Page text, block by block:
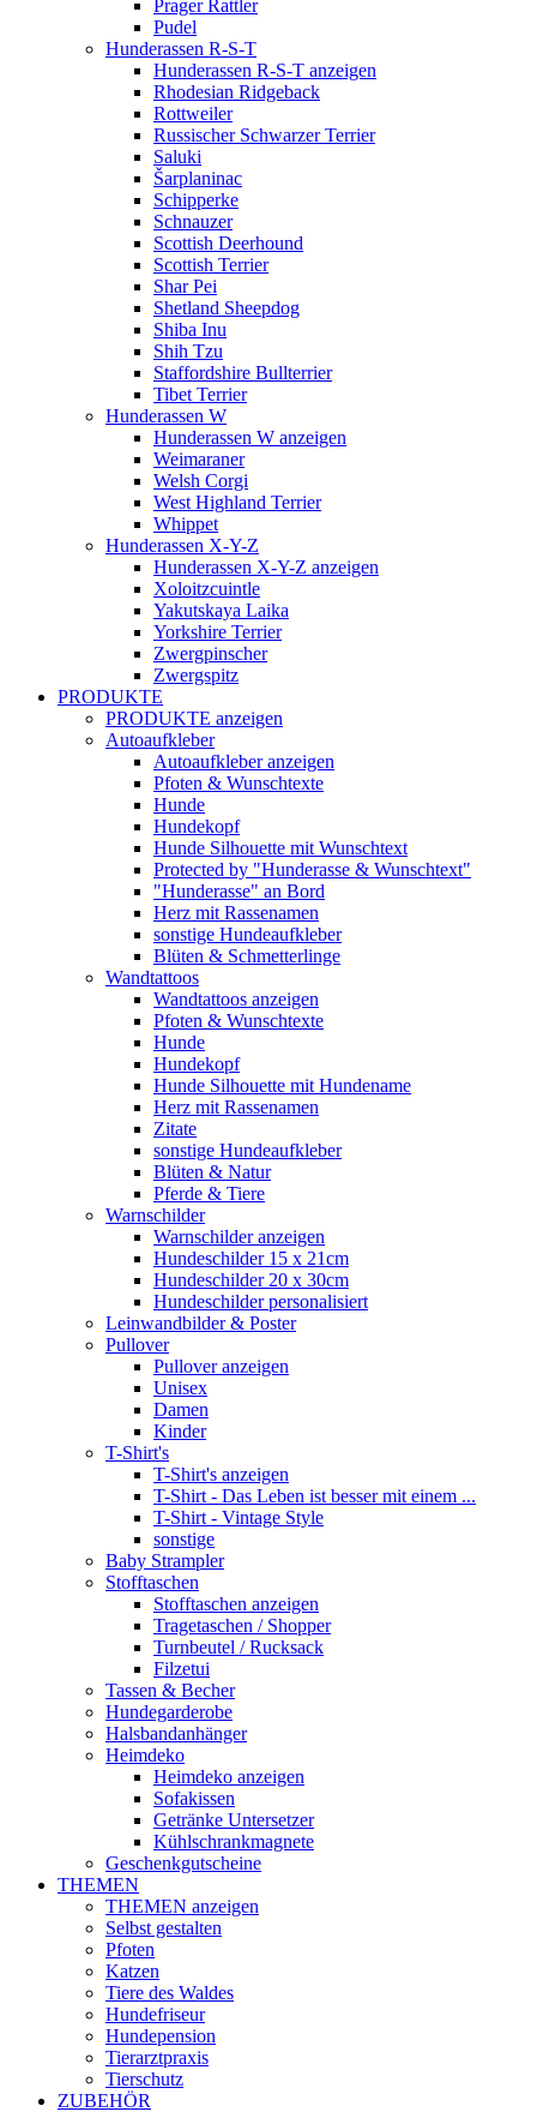
Prager Rattler
Pudel
Hunderassen R-S-T
Hunderassen R-S-T anzeigen
Rhodesian Ridgeback
Rottweiler
Russischer Schwarzer Terrier
Saluki
Šarplaninac
Schipperke
Schnauzer
Scottish Deerhound
Scottish Terrier
Shar Pei
Shetland Sheepdog
Shiba Inu
Shih Tzu
Staffordshire Bullterrier
Tibet Terrier
Hunderassen W
Hunderassen W anzeigen
Weimaraner
Welsh Corgi
West Highland Terrier
Whippet
Hunderassen X-Y-Z
Hunderassen X-Y-Z anzeigen
Xoloitzcuintle
Yakutskaya Laika
Yorkshire Terrier
Zwergpinscher
Zwergspitz
PRODUKTE
PRODUKTE anzeigen
Autoaufkleber
Autoaufkleber anzeigen
Pfoten & Wunschtexte
Hunde
Hundekopf
Hunde Silhouette mit Wunschtext
Protected by "Hunderasse & Wunschtext"
"Hunderasse" an Bord
Herz mit Rassenamen
sonstige Hundeaufkleber
Blüten & Schmetterlinge
Wandtattoos
Wandtattoos anzeigen
Pfoten & Wunschtexte
Hunde
Hundekopf
Hunde Silhouette mit Hundename
Herz mit Rassenamen
Zitate
sonstige Hundeaufkleber
Blüten & Natur
Pferde & Tiere
Warnschilder
Warnschilder anzeigen
Hundeschilder 15 x 21cm
Hundeschilder 20 x 30cm
Hundeschilder personalisiert
Leinwandbilder & Poster
Pullover
Pullover anzeigen
Unisex
Damen
Kinder
T-Shirt's
T-Shirt's anzeigen
T-Shirt - Das Leben ist besser mit einem ...
T-Shirt - Vintage Style
sonstige
Baby Strampler
Stofftaschen
Stofftaschen anzeigen
Tragetaschen / Shopper
Turnbeutel / Rucksack
Filzetui
Tassen & Becher
Hundegarderobe
Halsbandanhänger
Heimdeko
Heimdeko anzeigen
Sofakissen
Getränke Untersetzer
Kühlschrankmagnete
Geschenkgutscheine
THEMEN
THEMEN anzeigen
Selbst gestalten
Pfoten
Katzen
Tiere des Waldes
Hundefriseur
Hundepension
Tierarztpraxis
Tierschutz
ZUBEHÖR